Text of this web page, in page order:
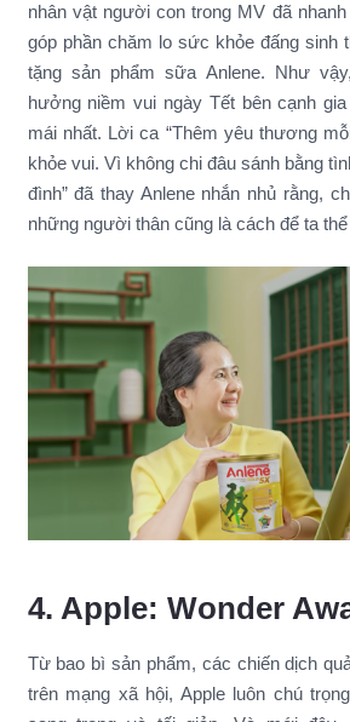
nhân vật người con trong MV đã
góp phần chăm lo sức khỏe đấng sinh
tặng sản phẩm sữa Anlene. Như
hưởng niềm vui ngày Tết bên cạnh
mái nhất. Lời ca “Thêm yêu thương
khỏe vui. Vì không chi đâu sánh bằng
đình” đã thay Anlene nhắn nhủ rằng,
những người thân cũng là cách để ta
4. Apple: Wonder
Từ bao bì sản phẩm, các chiến dịch
trên mạng xã hội, Apple luôn chú